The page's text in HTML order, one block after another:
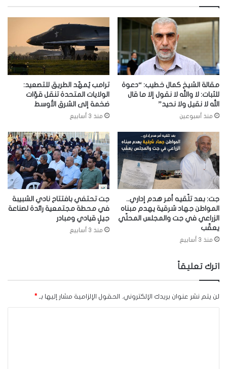
مقالة الشيخ كمال خطيب: “دعوة
للثبات: لا والله لا نقول إلا ما قال
الله لا نقيل ولا نحيد”
منذ أسبوعين
ترامب يُمهّد الطريق للتصعيد:
الولايات المتحدة تنقل قوّات
ضخمة إلى الشرق الأوسط
منذ 3 أسابيع
جت: بعد تلّقيه أمر هدم إداري..
المواطن جهاد شرقية يهدم مبناه
الزراعي في جت والمجلس المحلّي
يعقّب
منذ 3 أسابيع
جت تحتفي بافتتاح نادي الشبيبة
في محطة مجتمعية رائدة لصناعة
جيلٍ قيادي ومبادر
منذ 3 أسابيع
اترك تعليقاً
لن يتم نشر عنوان بريدك الإلكتروني. الحقول الإلزامية مشار إليها بـ *